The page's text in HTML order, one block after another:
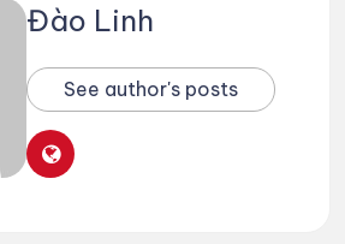
Đào Linh
See author's posts